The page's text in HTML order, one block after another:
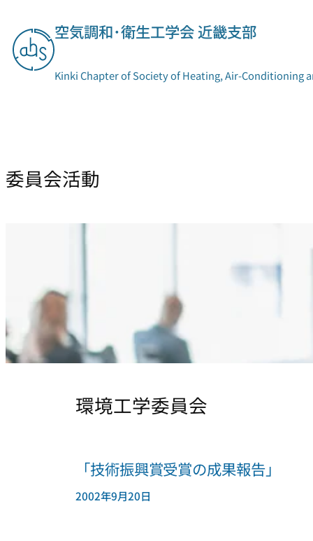
を
ス
空気調和･衛生工学会 近畿支部
Kinki Chapter of Society of Heating, Air-Conditioning
委員会活動
環境工学委員会
「技術振興賞受賞の成果報告」
2002年9月20日